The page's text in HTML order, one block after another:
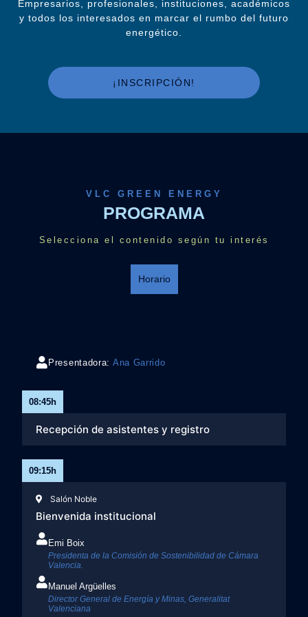
Empresarios, profesionales, instituciones, académicos
y todos los interesados en marcar el rumbo del futuro
energético.
¡INSCRIPCIÓN!
VLC GREEN ENERGY
PROGRAMA
Selecciona el contenido según tu interés
Horario
Presentadora: Ana Garrido
08:45h​
Recepción de asistentes y registro
09:15h
Salón Noble
Bienvenida institucional
Emi Boix
Presidenta de la Comisión de Sostenibilidad de Cámara
Valencia.
Manuel Argüelles
Director General de Energía y Minas, Generalitat
Valenciana